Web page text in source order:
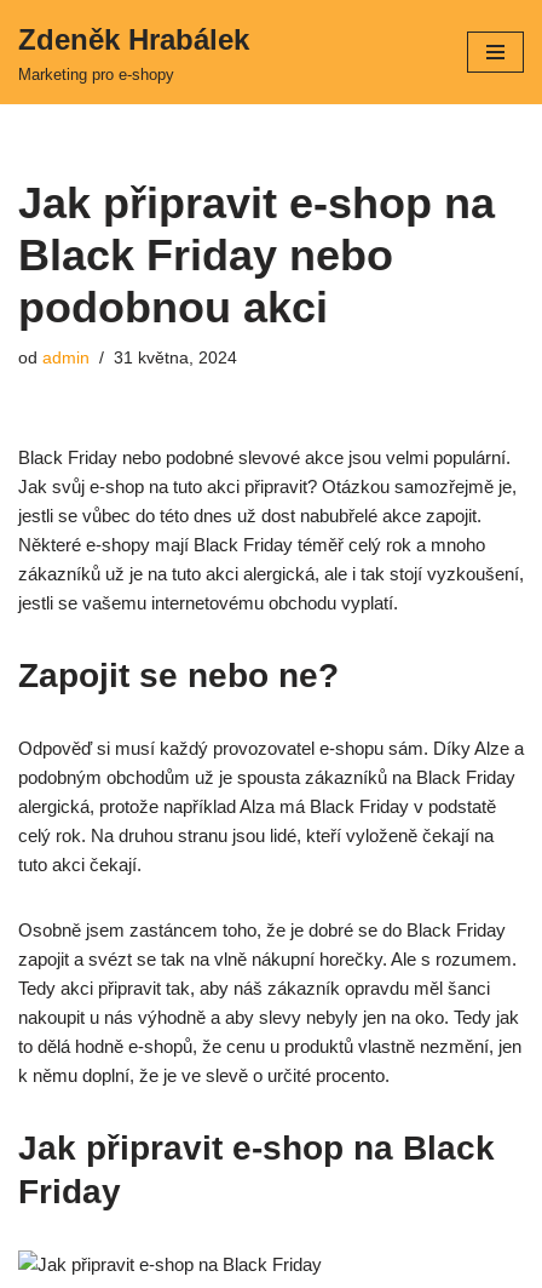
Přeskočit
Zdeněk Hrabálek
Marketing pro e-shopy
Jak připravit e-shop na
Black Friday nebo
podobnou akci
od admin 31 května, 2024
Black Friday nebo podobné slevové akce jsou velmi populární.
Jak svůj e-shop na tuto akci připravit? Otázkou samozřejmě je,
jestli se vůbec do této dnes už dost nabubřelé akce zapojit.
Některé e-shopy mají Black Friday téměř celý rok a mnoho
zákazníků už je na tuto akci alergická, ale i tak stojí vyzkoušení,
jestli se vašemu internetovému obchodu vyplatí.
Zapojit se nebo ne?
Odpověď si musí každý provozovatel e-shopu sám. Díky Alze a
podobným obchodům už je spousta zákazníků na Black Friday
alergická, protože například Alza má Black Friday v podstatě
celý rok. Na druhou stranu jsou lidé, kteří vyloženě čekají na
tuto akci čekají.
Osobně jsem zastáncem toho, že je dobré se do Black Friday
zapojit a svézt se tak na vlně nákupní horečky. Ale s rozumem.
Tedy akci připravit tak, aby náš zákazník opravdu měl šanci
nakoupit u nás výhodně a aby slevy nebyly jen na oko. Tedy jak
to dělá hodně e-shopů, že cenu u produktů vlastně nezmění, jen
k němu doplní, že je ve slevě o určité procento.
Jak připravit e-shop na Black
Friday